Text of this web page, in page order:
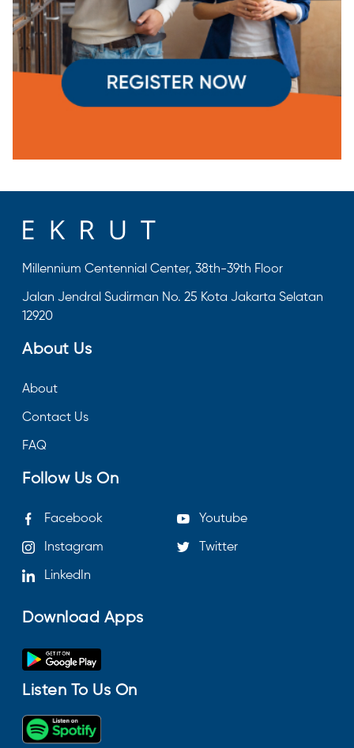
Millennium Centennial Center, 38th-39th Floor
Jalan Jendral Sudirman No. 25 Kota Jakarta Selatan
12920
About Us
About
Contact Us
FAQ
Follow Us On
Facebook Youtube
Instagram Twitter
LinkedIn
Download Apps
Listen To Us On